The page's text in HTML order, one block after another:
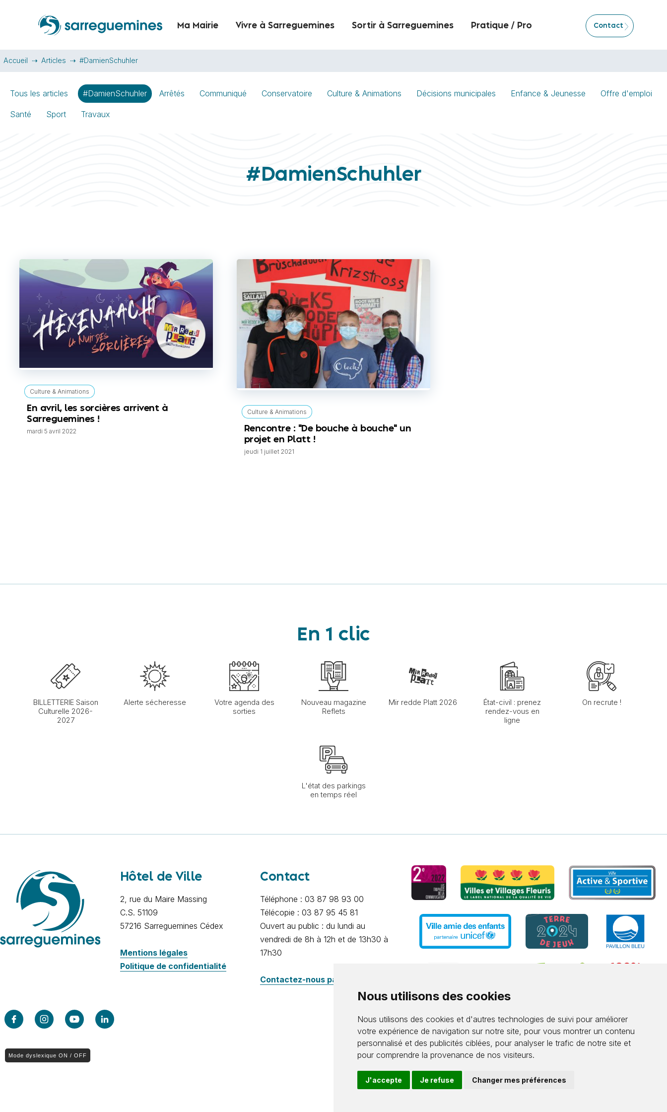
Nous utilisons des cookies
Nous utilisons des cookies et d'autres technologies de suivi pour améliorer
votre expérience de navigation sur notre site, pour vous montrer un contenu
personnalisé et des publicités ciblées, pour analyser le trafic de notre site et
pour comprendre la provenance de nos visiteurs.
J'accepte Je refuse Changer mes préférences
Ma Mairie Vivre à Sarreguemines Sortir à Sarreguemines Pratique / Pro Contact
Accueil Articles #DamienSchuhler
Tous les articles #DamienSchuhler Arrêtés Communiqué Conservatoire Culture & Animations Décisions municipales Enfance & Jeunesse Offre d'emploi
Santé Sport Travaux
#DamienSchuhler
Culture & Animations
En avril, les sorcières arrivent à
Sarreguemines !
mardi 5 avril 2022
Culture & Animations
Rencontre : "De bouche à bouche" un
projet en Platt !
jeudi 1 juillet 2021
En 1 clic
BILLETTERIE Saison
Culturelle 2026-
2027
Alerte sécheresse
Votre agenda des
sorties
Nouveau magazine
Reflets
Mir redde Platt 2026
État-civil : prenez
rendez-vous en
ligne
On recrute !
L'état des parkings
en temps réel
Hôtel de Ville
2, rue du Maire Massing
C.S. 51109
57216 Sarreguemines Cédex
Mentions légales
Politique de confidentialité
Contact
Téléphone : 03 87 98 93 00
Télécopie : 03 87 95 45 81
Ouvert au public : du lundi au
vendredi de 8h à 12h et de 13h30 à
17h30
Contactez-nous par e-mail
Mode dyslexique ON / OFF